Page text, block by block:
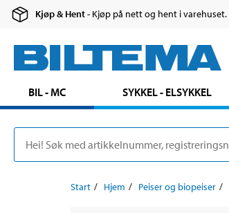
Kjøp & Hent- Kjøp på nett og hent i varehuset.
BIL - MC SYKKEL - ELSYKKEL
Start Hjem Peiser og biopeiser